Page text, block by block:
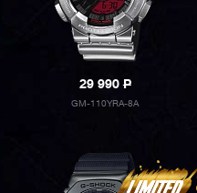
29 990P
GM-110YRA-8A